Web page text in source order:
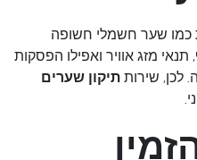
כמו שער חשמלי חשופה
מזג אוויר ואפילו הפסקות
לכן, שירות תיקון שערים